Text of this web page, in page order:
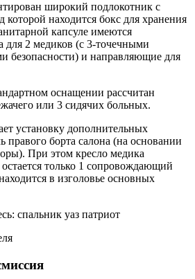
широкий подлокотник с
находится бокс для хранения
капсуле имеются
для 2 медиков (с 3-точечными
безопасности) и направляющие для
оснащении рассчитан
или 3 сидячих больных.
установку дополнительных
правого борта салона (на основании
При этом кресло медика
остается только 1 сопровождающий
в изголовье основных
спальник уаз патриот